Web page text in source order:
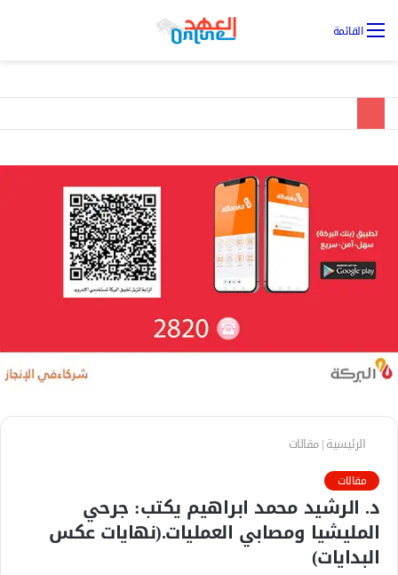
القائمة
الرئيسية|مقالات
مقالات
د. الرشيد محمد ابراهيم يكتب: جرحي
المليشيا ومصابي العمليات.(نهايات عكس
البدايات)